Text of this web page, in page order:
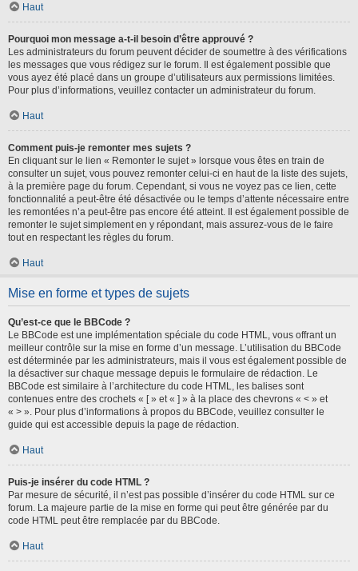
Haut
Pourquoi mon message a-t-il besoin d’être approuvé ?
Les administrateurs du forum peuvent décider de soumettre à des vérifications
les messages que vous rédigez sur le forum. Il est également possible que
vous ayez été placé dans un groupe d’utilisateurs aux permissions limitées.
Pour plus d’informations, veuillez contacter un administrateur du forum.
Haut
Comment puis-je remonter mes sujets ?
En cliquant sur le lien « Remonter le sujet » lorsque vous êtes en train de
consulter un sujet, vous pouvez remonter celui-ci en haut de la liste des sujets,
à la première page du forum. Cependant, si vous ne voyez pas ce lien, cette
fonctionnalité a peut-être été désactivée ou le temps d’attente nécessaire entre
les remontées n’a peut-être pas encore été atteint. Il est également possible de
remonter le sujet simplement en y répondant, mais assurez-vous de le faire
tout en respectant les règles du forum.
Haut
Mise en forme et types de sujets
Qu’est-ce que le BBCode ?
Le BBCode est une implémentation spéciale du code HTML, vous offrant un
meilleur contrôle sur la mise en forme d’un message. L’utilisation du BBCode
est déterminée par les administrateurs, mais il vous est également possible de
la désactiver sur chaque message depuis le formulaire de rédaction. Le
BBCode est similaire à l’architecture du code HTML, les balises sont
contenues entre des crochets « [ » et « ] » à la place des chevrons « < » et
« > ». Pour plus d’informations à propos du BBCode, veuillez consulter le
guide qui est accessible depuis la page de rédaction.
Haut
Puis-je insérer du code HTML ?
Par mesure de sécurité, il n’est pas possible d’insérer du code HTML sur ce
forum. La majeure partie de la mise en forme qui peut être générée par du
code HTML peut être remplacée par du BBCode.
Haut